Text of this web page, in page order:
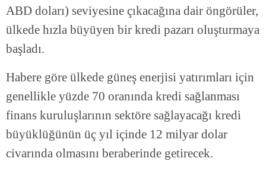
ABD doları) seviyesine çıkacağına dair öngörüler,
ülkede hızla büyüyen bir kredi pazarı oluşturmaya
başladı.
Habere göre ülkede güneş enerjisi yatırımları için
genellikle yüzde 70 oranında kredi sağlanması
finans kuruluşlarının sektöre sağlayacağı kredi
büyüklüğünün üç yıl içinde 12 milyar dolar
civarında olmasını beraberinde getirecek.